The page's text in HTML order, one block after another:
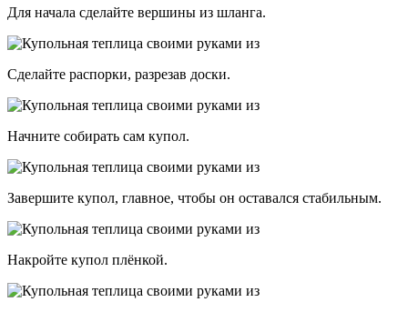
Для начала сделайте вершины из шланга.
Сделайте распорки, разрезав доски.
Начните собирать сам купол.
Завершите купол, главное, чтобы он оставался стабильным.
Накройте купол плёнкой.